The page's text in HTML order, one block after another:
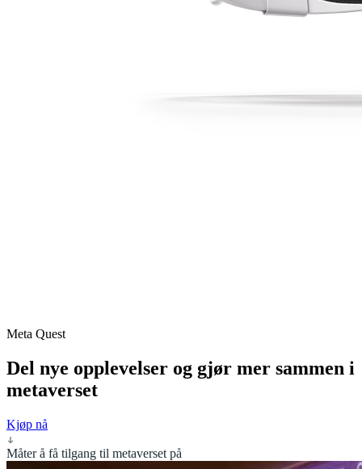
Meta Quest
Del nye opplevelser og gjør mer sammen i
metaverset
Kjøp nå
Måter å få tilgang til metaverset på